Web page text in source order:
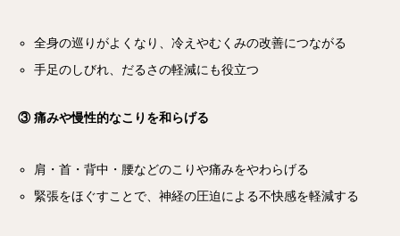
全身の巡りがよくなり、冷えやむくみの改善につながる
手足のしびれ、だるさの軽減にも役立つ
③ 痛みや慢性的なこりを和らげる
肩・首・背中・腰などのこりや痛みをやわらげる
緊張をほぐすことで、神経の圧迫による不快感を軽減する